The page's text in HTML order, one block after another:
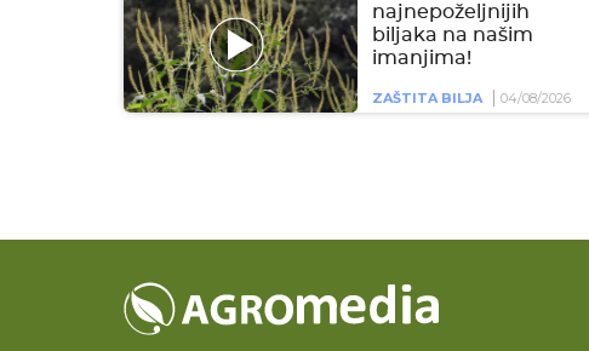
najnepoželjnijih
biljaka na našim
imanjima!
ZAŠTITA BILJA 04/08/2026